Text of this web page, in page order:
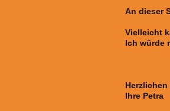
An dieser
Vielleicht
Ich würde
Herzlichen
Ihre Petra